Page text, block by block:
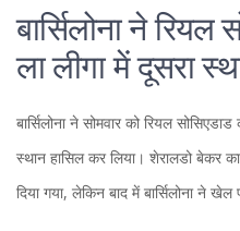
बार्सिलोना ने रियल
ला लीगा में दूसरा
बार्सिलोना ने सोमवार को रियल
स्थान हासिल कर लिया। शेरालडो बेकर
दिया गया, लेकिन बाद में बार्सिलोना ने